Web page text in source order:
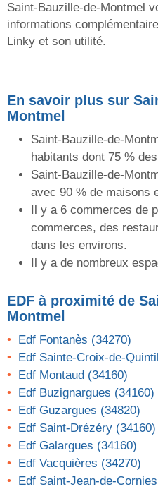
Saint-Bauzille-de-Montmel
informations
Linky et son utilité.
En savoir plus sur
Montmel
Saint-Bauzille-de-
habitants dont 75 %
Saint-Bauzille-de-
avec 90 % de maisons
Il y a 6 commerces de
commerces, des
dans les environs.
Il y a de nombreux
EDF à proximité de
Montmel
Edf Fontanès (34270)
Edf Sainte-Croix-de-
Edf Montaud (34160)
Edf Buzignargues (34160)
Edf Guzargues (34820)
Edf Saint-Drézéry (34160)
Edf Galargues (34160)
Edf Vacquières (34270)
Edf Saint-Jean-de-